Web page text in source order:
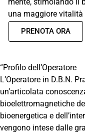
una maggiore
PRENOTA ORA
“Profilo dell’Operatore
L’Operatore in D.B.N.
un’articolata
bioelettromagnetiche
bioenergetica e
vengono intese dalle